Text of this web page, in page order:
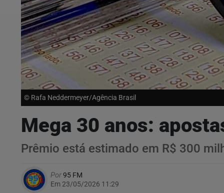
© Rafa Neddermeyer/Agência Brasil
Mega 30 anos:
Prêmio está estimado em R$ 300
Por95 FM
Em 23/05/2026 11:29